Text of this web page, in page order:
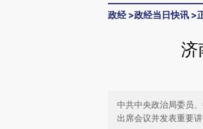
政经>政经当日快讯 >
济
中共中央政治局委员
出席会议并发表重要